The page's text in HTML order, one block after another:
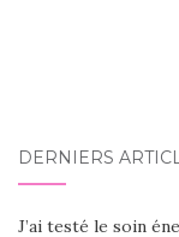
DERNIERS
J’ai testé le soin